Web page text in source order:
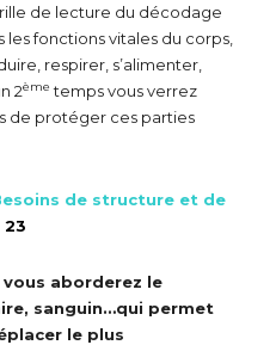
de lecture du décodage
les fonctions vitales du corps,
respirer, s’alimenter,
2ème temps vous verrez
de protéger ces parties
de structure et de
23
aborderez le
sanguin…qui permet
le plus